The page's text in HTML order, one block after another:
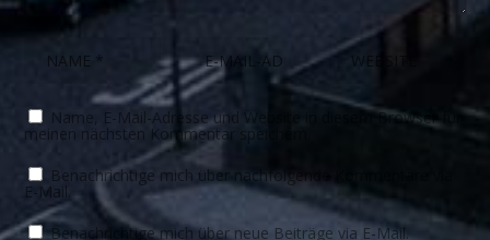
Name, E-Mail-Adresse und Website in diesem Browser für
meinen nächsten Kommentar speichern.
Benachrichtige mich über nachfolgende Kommentare via
E-Mail.
Benachrichtige mich über neue Beiträge via E-Mail.